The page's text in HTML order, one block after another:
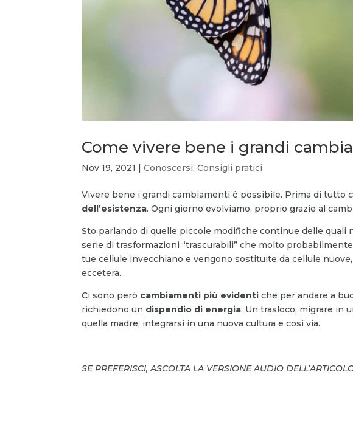
Come vivere bene i grandi
Nov 19, 2021 |Conoscersi,Consigli pratici
Vivere bene i grandi cambiamenti è possibile. Prima di tutto
dell’esistenza. Ogni giorno evolviamo, proprio grazie al
Sto parlando di quelle piccole modifiche continue delle quali
serie di trasformazioni “trascurabili” che molto
tue cellule invecchiano e vengono sostituite da cellule
eccetera.
Ci sono però cambiamenti più evidenti che per andare a
richiedono un dispendio di energia. Un trasloco, migrare in
quella madre, integrarsi in una nuova cultura e così via.
SE PREFERISCI, ASCOLTA LA VERSIONE AUDIO